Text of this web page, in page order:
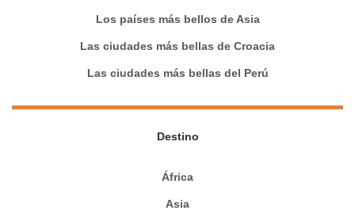
Los países más bellos de Asia
Las ciudades más bellas de Croacia
Las ciudades más bellas del Perú
Destino
África
Asia